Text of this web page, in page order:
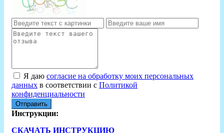
Я даю согласие на обработку моих персональных
данных в соответствии с Политикой
конфиденциальности
Отправить
Инструкции:
СКАЧАТЬ ИНСТРУКЦИЮ